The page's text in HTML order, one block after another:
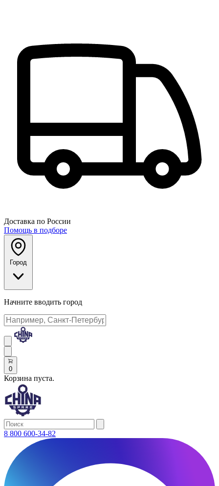
Доставка по России
Помощь в подборе
Город
Начните вводить город
0
Корзина пуста.
8 800 600-34-82